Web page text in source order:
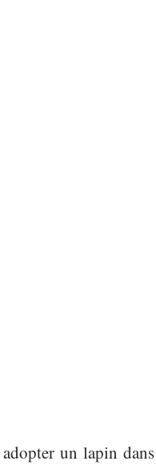
un lapin dans